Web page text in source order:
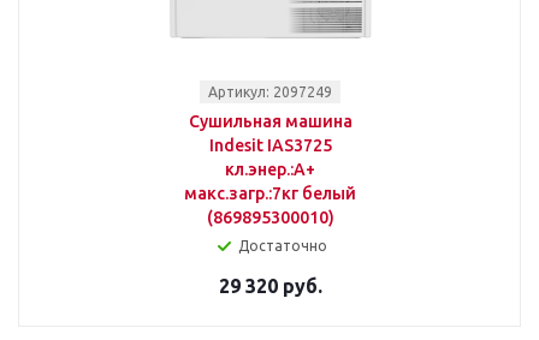
Артикул: 2097249
Сушильная машина
Indesit IAS3725
кл.энер.:A+
макс.загр.:7кг белый
(869895300010)
Достаточно
29 320 руб.